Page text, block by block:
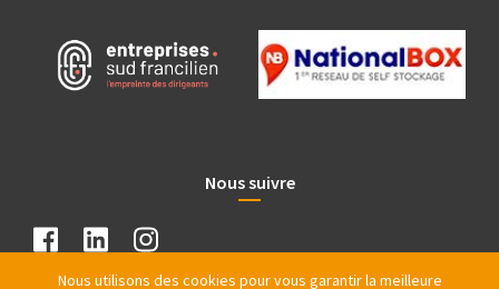
Nous suivre
Nous utilisons des cookies pour vous garantir la meilleure